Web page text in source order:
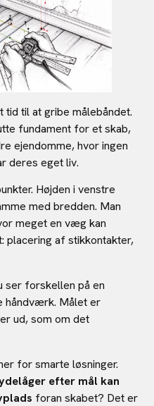
tid til at gribe målebåndet.
fundament for et skab,
ejendomme, hvor ingen
deres eget liv.
Højden i venstre
med bredden. Man
meget en væg kan
placering af stikkontakter,
ser forskellen på en
håndværk. Målet er
ud, som om det
for smarte løsninger.
efter mål kan
foran skabet? Det er